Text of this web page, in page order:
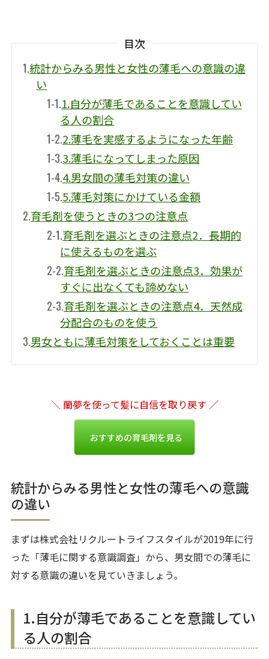
目次
1.統計からみる男性と女性の薄毛への意識の違
い
1-1.1.自分が薄毛であることを意識してい
る人の割合
1-2.2.薄毛を実感するようになった年齢
1-3.3.薄毛になってしまった原因
1-4.4.男女間の薄毛対策の違い
1-5.5.薄毛対策にかけている金額
2.育毛剤を使うときの3つの注意点
2-1.育毛剤を選ぶときの注意点2．長期的
に使えるものを選ぶ
2-2.育毛剤を選ぶときの注意点3．効果が
すぐに出なくても諦めない
2-3.育毛剤を選ぶときの注意点4．天然成
分配合のものを使う
3.男女ともに薄毛対策をしておくことは重要
＼ 蘭夢を使って髪に自信を取り戻す ／
おすすめの育毛剤を見る
統計からみる男性と女性の薄毛への意識
の違い
まずは株式会社リクルートライフスタイルが2019年に行
った「薄毛に関する意識調査」から、男女間での薄毛に
対する意識の違いを見ていきましょう。
1.自分が薄毛であることを意識してい
る人の割合